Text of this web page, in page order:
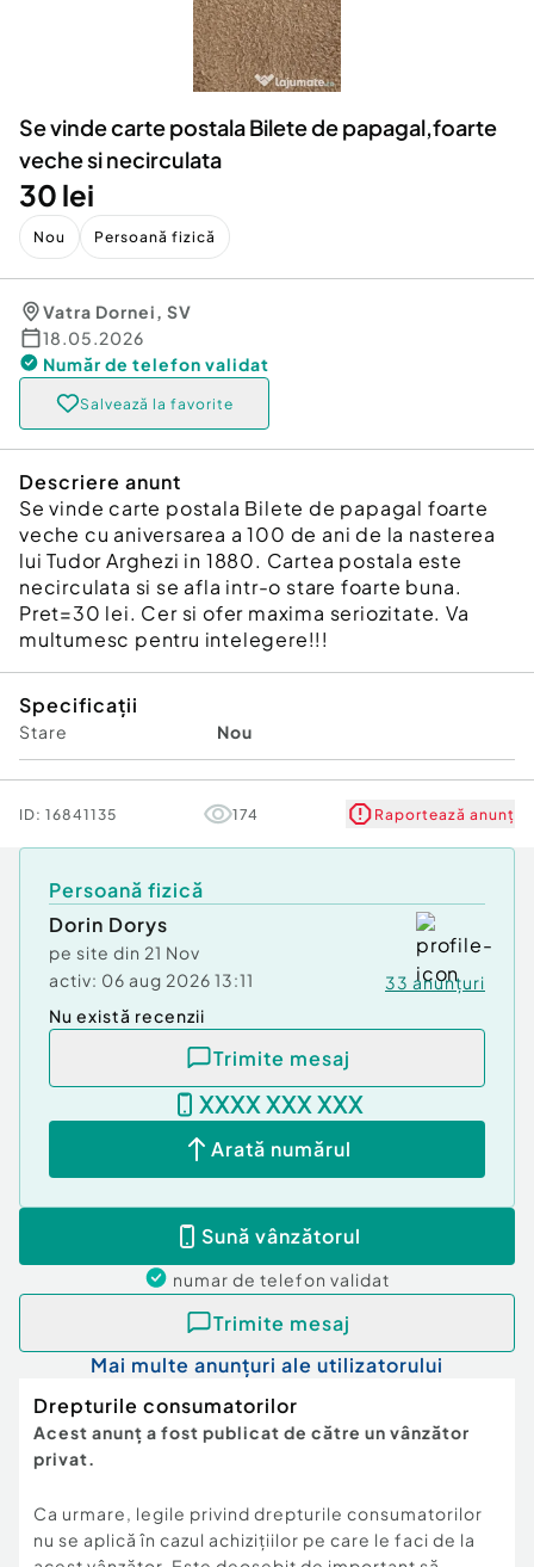
Animale de companie
Afaceri și echipamente profesionale
Inchiriere Bunuri si Vehicule
Utilaje agricole si industriale
Piese auto si accesorii
Se vinde carte postala Bilete de papagal,foarte
veche si necirculata
30 lei
Nou Persoană fizică
Vatra Dornei, SV
18.05.2026
Număr de telefon validat
Salvează la favorite
Descriere anunt
Se vinde carte postala Bilete de papagal foarte
veche cu aniversarea a 100 de ani de la nasterea
lui Tudor Arghezi in 1880. Cartea postala este
necirculata si se afla intr-o stare foarte buna.
Pret=30 lei. Cer si ofer maxima seriozitate. Va
multumesc pentru intelegere!!!
Specificații
Stare Nou
ID: 16841135 174 Raportează anunț
Persoană fizică
Dorin Dorys
pe site din 21 Nov
activ: 06 aug 2026 13:11 33 anunțuri
Nu există recenzii
Trimite mesaj
XXXX XXX XXX
Arată numărul
Sună vânzătorul
numar de telefon validat
Trimite mesaj
Mai multe anunțuri ale utilizatorului
Drepturile consumatorilor
Acest anunț a fost publicat de către un vânzător
privat.
Ca urmare, legile privind drepturile consumatorilor
nu se aplică în cazul achizițiilor pe care le faci de la